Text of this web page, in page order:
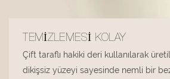
TEMIZLEMESI KOLAY
Çift taraflı hakiki deri kullanılarak
dikişsiz yüzeyi sayesinde nemli bir